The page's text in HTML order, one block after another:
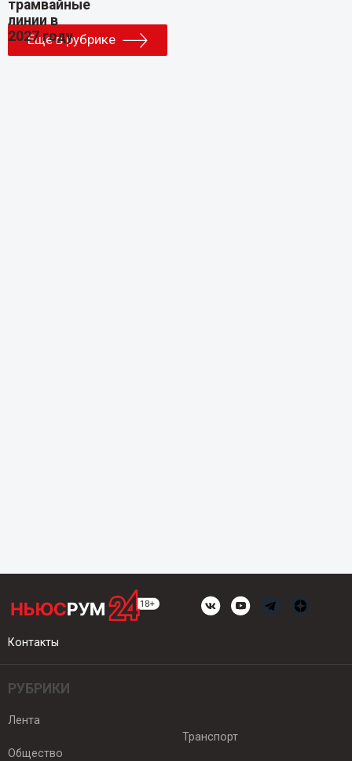
Еще в рубрике
Контакты
РУБРИКИ
Лента
Общество
Транспорт